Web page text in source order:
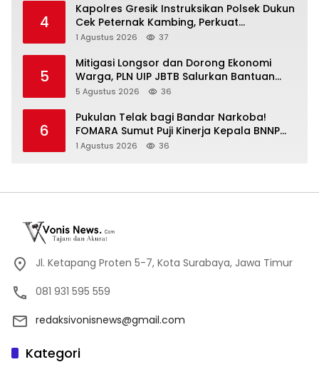
4
Kapolres Gresik Instruksikan Polsek Dukun
Cek Peternak Kambing, Perkuat
Ketahanan Pangan Nasional
1 Agustus 2026 37
5
Mitigasi Longsor dan Dorong Ekonomi
Warga, PLN UIP JBTB Salurkan Bantuan
Konservasi 4.000 Pohon Aren Genjah Asal
5 Agustus 2026 36
6
Pukulan Telak bagi Bandar Narkoba!
FOMARA Sumut Puji Kinerja Kepala BNNP
Sumut Bongkar Sabu, Ganja, hingga
1 Agustus 2026 36
Jl. Ketapang Proten 5-7, Kota Surabaya, Jawa Timur
081 931 595 559
redaksivonisnews@gmail.com
Kategori